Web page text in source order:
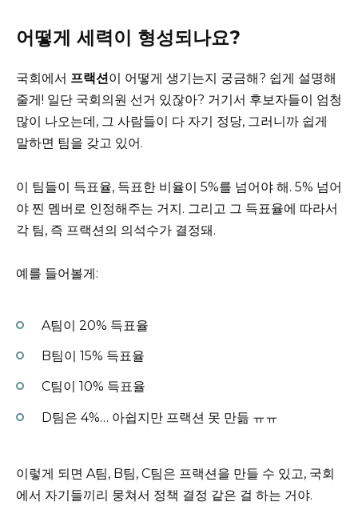
어떻게 세력이 형성되나요?
국회에서 프랙션이 어떻게 생기는지 궁금해? 쉽게 설명해
줄게! 일단 국회의원 선거 있잖아? 거기서 후보자들이 엄청
많이 나오는데, 그 사람들이 다 자기 정당, 그러니까 쉽게
말하면 팀을 갖고 있어.
이 팀들이 득표율, 득표한 비율이 5%를 넘어야 해. 5% 넘어
야 찐 멤버로 인정해주는 거지. 그리고 그 득표율에 따라서
각 팀, 즉 프랙션의 의석수가 결정돼.
예를 들어볼게:
A팀이 20% 득표율
B팀이 15% 득표율
C팀이 10% 득표율
D팀은 4%… 아쉽지만 프랙션 못 만듦 ㅠㅠ
이렇게 되면 A팀, B팀, C팀은 프랙션을 만들 수 있고, 국회
에서 자기들끼리 뭉쳐서 정책 결정 같은 걸 하는 거야.